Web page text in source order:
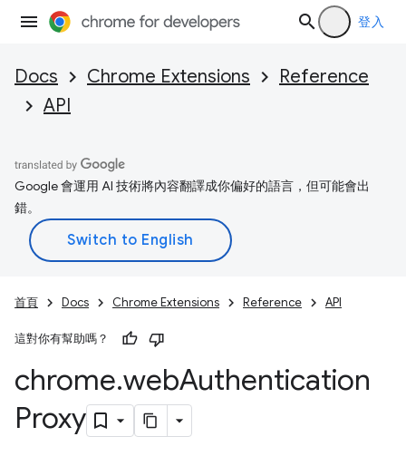
登入
Docs Chrome Extensions
Reference
API
Google 會運用 AI 技術將內容翻譯成你偏好的語言，但可能會出
錯。
首頁 Docs Chrome Extensions Reference API
這對你有幫助嗎？
chrome.webAuthentication
Proxy